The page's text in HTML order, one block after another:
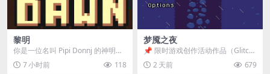
黎明
你是一位名叫 Pipi Donnj 的神明。
你的任务是保护一群白色小人。 点
击...7 小时前 118
梦魇之夜
📌 限时游戏创作活动作品（Glitch
Game Jam） 📖 故事背景 怪物四...
2 天前 679